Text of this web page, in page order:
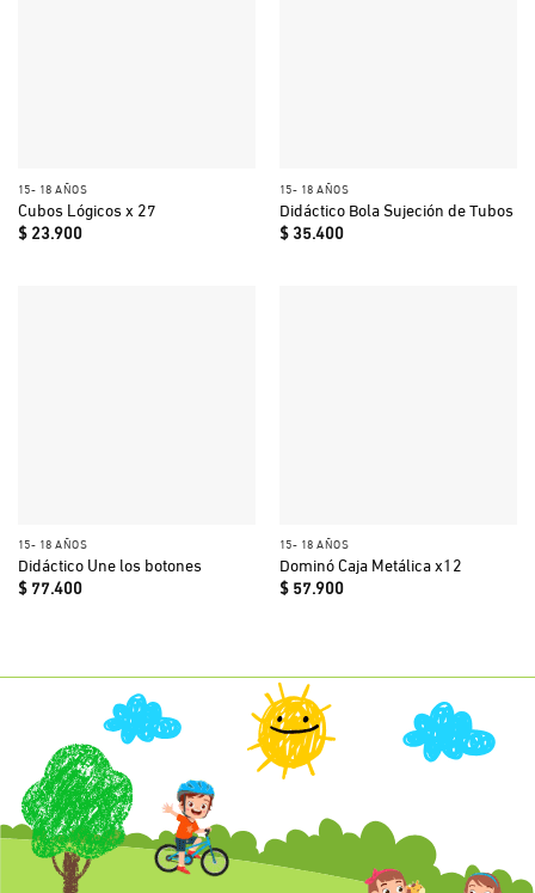
15- 18 AÑOS
Cubos Lógicos x 27
$23.900
15- 18 AÑOS
Didáctico Bola Sujeción de Tubos
$35.400
15- 18 AÑOS
Didáctico Une los botones
$77.400
15- 18 AÑOS
Dominó Caja Metálica x12
$57.900